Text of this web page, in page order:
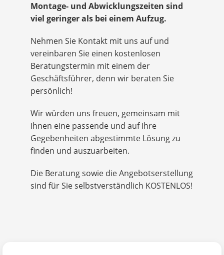
Montage- und Abwicklungszeiten sind
viel geringer als bei einem Aufzug.
Nehmen Sie Kontakt mit uns auf und
vereinbaren Sie einen kostenlosen
Beratungstermin mit einem der
Geschäftsführer, denn wir beraten Sie
persönlich!
Wir würden uns freuen, gemeinsam mit
Ihnen eine passende und auf Ihre
Gegebenheiten abgestimmte Lösung zu
finden und auszuarbeiten.
Die Beratung sowie die Angebotserstellung
sind für Sie selbstverständlich KOSTENLOS!